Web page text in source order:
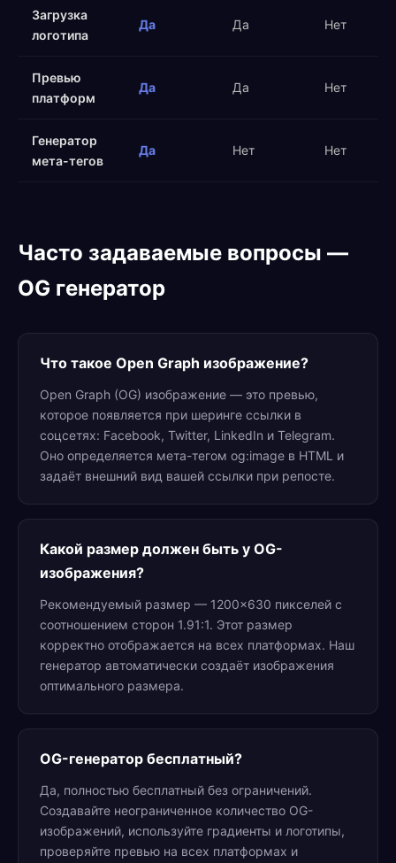
Загрузка
логотипа
Да Да Нет
Превью
платформ
Да Да Нет
Генератор
мета-тегов
Да Нет Нет
Часто задаваемые вопросы —
OG генератор
Что такое Open Graph изображение?
Open Graph (OG) изображение — это превью,
которое появляется при шеринге ссылки в
соцсетях: Facebook, Twitter, LinkedIn и Telegram.
Оно определяется мета-тегом og:image в HTML и
задаёт внешний вид вашей ссылки при репосте.
Какой размер должен быть у OG-
изображения?
Рекомендуемый размер — 1200×630 пикселей с
соотношением сторон 1.91:1. Этот размер
корректно отображается на всех платформах. Наш
генератор автоматически создаёт изображения
оптимального размера.
OG-генератор бесплатный?
Да, полностью бесплатный без ограничений.
Создавайте неограниченное количество OG-
изображений, используйте градиенты и логотипы,
проверяйте превью на всех платформах и